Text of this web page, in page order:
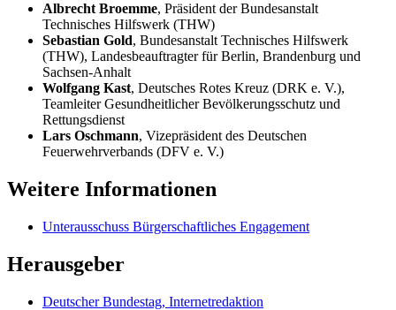
Albrecht Broemme, Präsident der Bundesanstalt
Technisches Hilfswerk (THW)
Sebastian Gold, Bundesanstalt Technisches Hilfswerk
(THW), Landesbeauftragter für Berlin, Brandenburg und
Sachsen-Anhalt
Wolfgang Kast, Deutsches Rotes Kreuz (DRK e. V.),
Teamleiter Gesundheitlicher Bevölkerungsschutz und
Rettungsdienst
Lars Oschmann, Vizepräsident des Deutschen
Feuerwehrverbands (DFV e. V.)
Weitere Informationen
Unterausschuss Bürgerschaftliches Engagement
Herausgeber
Deutscher Bundestag, Internetredaktion